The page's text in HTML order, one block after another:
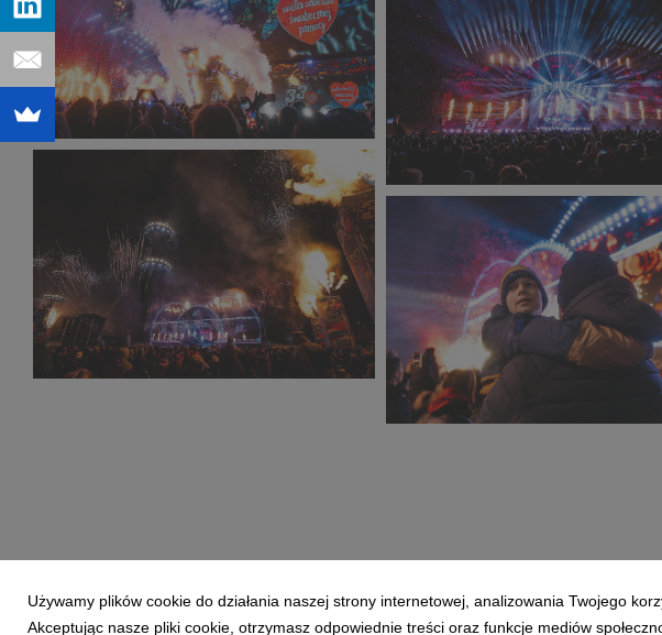
33F_Maks_Malota_2431_2002_small_1600x1066.jpg
33F_AleksandraKluszczynska__1868_small_1600x1068.jpg
296 KB
Używamy plików cookie do działania naszej strony internetowej, analizowania Twojego
Akceptując nasze pliki cookie, otrzymasz odpowiednie treści oraz funkcje mediów